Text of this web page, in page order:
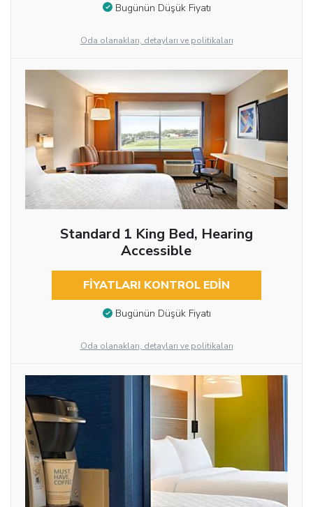
Bugünün Düşük Fiyatı
Oda olanakları, detayları ve politikaları
Standard 1 King Bed, Hearing
Accessible
FIYATLARI KONTROL EDIN
Bugünün Düşük Fiyatı
Oda olanakları, detayları ve politikaları